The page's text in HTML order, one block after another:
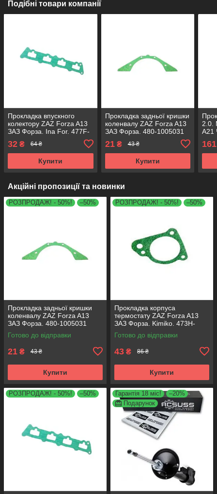
Подібні товари компанії
Прокладка впускного
колектору ZAZ Forza A13
ЗАЗ Форза. Ina For. 477F-
32 ₴ 64 ₴
Купити
Прокладка задньої кришки
коленвалу ZAZ Forza A13
ЗАЗ Форза. 480-1005031
21₴ 43 ₴
Купити
2.0.
A21
161
Акційні пропозиції та новинки
РОЗПРОДАЖ! - 50%! –50%
Прокладка задньої кришки
коленвалу ZAZ Forza A13
ЗАЗ Форза. 480-1005031
Готово до відправки
21 ₴ 43 ₴
Купити
РОЗПРОДАЖ! - 50%! –50%
Прокладка корпуса
термостату ZAZ Forza A13
ЗАЗ Форза. Kimiko. 473H-
1306056
Готово до відправки
43 ₴ 86 ₴
Купити
РОЗПРОДАЖ! - 50%! –50% Гарантія 18 міс!
–20%
Подарунок